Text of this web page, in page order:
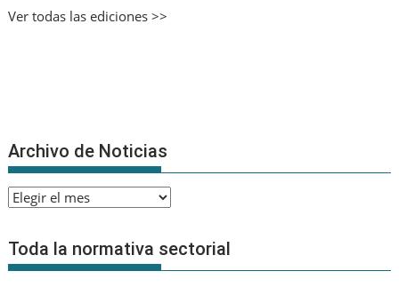
Ver todas las ediciones >>
Archivo de Noticias
Archivo
Noticias
Toda la normativa sectorial